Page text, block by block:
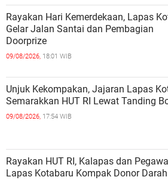
Rayakan Hari Kemerdekaan, Lapas
Gelar Jalan Santai dan Pembagian
Doorprize
09/08/2026, 18:01 WIB
Unjuk Kekompakan, Jajaran Lapas
Semarakkan HUT RI Lewat Tanding
09/08/2026, 17:54 WIB
Rayakan HUT RI, Kalapas dan
Lapas Kotabaru Kompak Donor Darah